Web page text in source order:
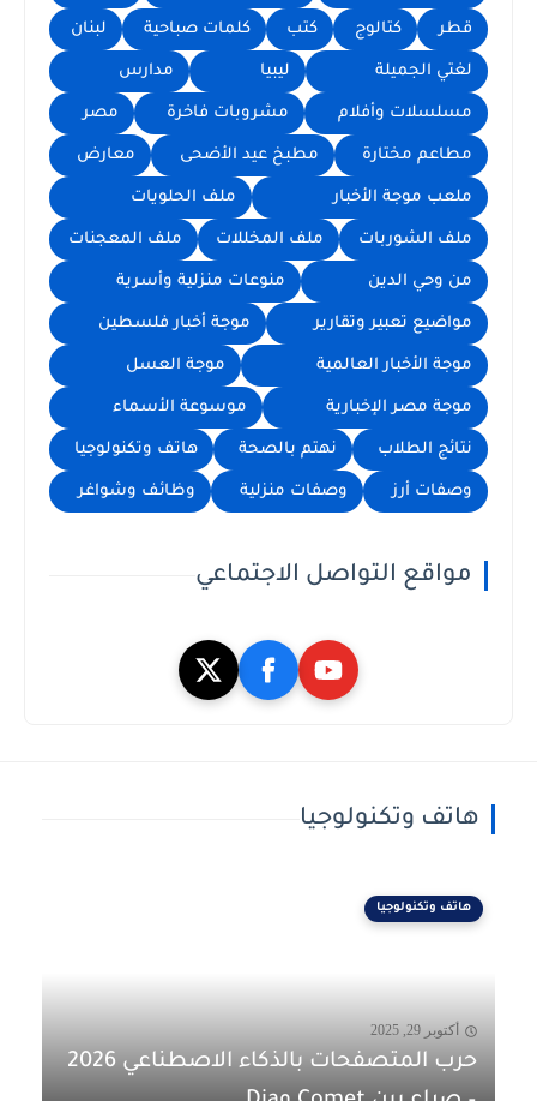
قطر كتالوج كتب كلمات صباحية لبنان
لغتي الجميلة ليبيا مدارس
مسلسلات وأفلام مشروبات فاخرة مصر
مطاعم مختارة مطبخ عيد الأضحى معارض
ملعب موجة الأخبار ملف الحلويات
ملف الشوربات ملف المخللات ملف المعجنات
من وحي الدين منوعات منزلية وأسرية
مواضيع تعبير وتقارير موجة أخبار فلسطين
موجة الأخبار العالمية موجة العسل
موجة مصر الإخبارية موسوعة الأسماء
نتائج الطلاب نهتم بالصحة هاتف وتكنولوجيا
وصفات أرز وصفات منزلية وظائف وشواغر
مواقع التواصل الاجتماعي
هاتف وتكنولوجيا
هاتف وتكنولوجيا
أكتوبر 29, 2025
حرب المتصفحات بالذكاء الاصطناعي 2026